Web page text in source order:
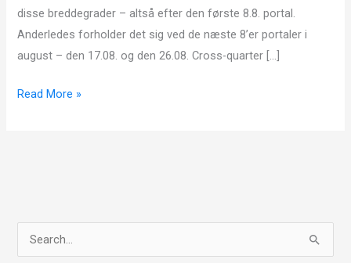
disse breddegrader – altså efter den første 8.8. portal.
Anderledes forholder det sig ved de næste 8’er portaler i
august – den 17.08. og den 26.08. Cross-quarter […]
Read More »